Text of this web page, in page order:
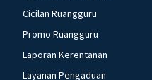
Cicilan Ruangguru
Promo Ruangguru
Laporan Kerentanan
Layanan Pengaduan